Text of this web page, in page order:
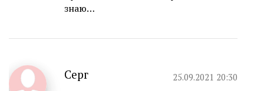
знаю…
Серг 25.09.2021 20:30